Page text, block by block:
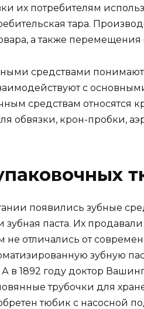
их потребителям
тара.
а также перемещения
средствами
с
средствам относятся
обвязки, крон-пробки,
появились зубные
зубная паста. Их
отличались от
зубную
в 1892 году доктор
трубочки для
тюбик с насосной